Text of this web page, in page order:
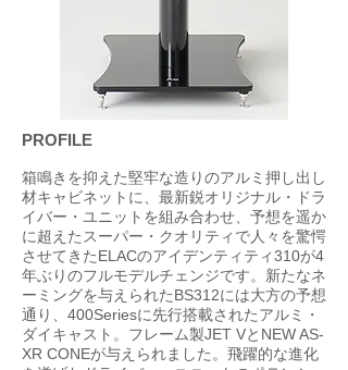
PROFILE
箱鳴きを抑えた堅牢な造りのアルミ押し出し
材キャビネットに、最新鋭オリジナル・ドラ
イバー・ユニットを組み合わせ、予想を遥か
に超えたスーパー・クオリティで人々を驚愕
させてきたELACのアイデンティティ310が4
年ぶりのフルモデルチェンジです。新たなネ
ーミングを与えられたBS312には大方の予想
通り、400Seriesに先行搭載されたアルミ・
ダイキャスト。フレーム製JET VとNEW AS-
XR CONEが与えられました。飛躍的な進化